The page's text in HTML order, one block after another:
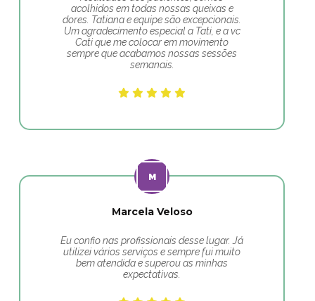
acolhidos em todas nossas queixas e
dores. Tatiana e equipe são excepcionais.
Um agradecimento especial a Tati, e a vc
Cati que me colocar em movimento
sempre que acabamos nossas sessões
semanais.
Marcela Veloso
Eu confio nas profissionais desse lugar. Já
utilizei vários serviços e sempre fui muito
bem atendida e superou as minhas
expectativas.